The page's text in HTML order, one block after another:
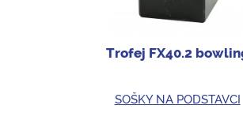
Trofej FX40.2
SOŠKY NA PODSTAVCI